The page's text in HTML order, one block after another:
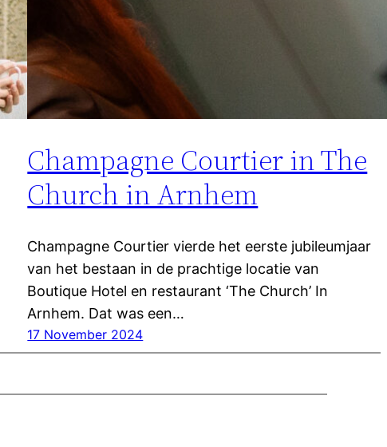
Champagne Courtier in The
Church in Arnhem
Champagne Courtier vierde het eerste jubileumjaar
van het bestaan in de prachtige locatie van
Boutique Hotel en restaurant ‘The Church’ In
Arnhem. Dat was een…
17 November 2024